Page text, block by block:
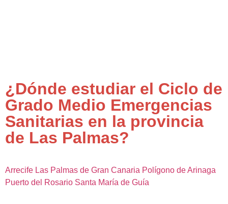
¿Dónde estudiar el Ciclo de
Grado Medio Emergencias
Sanitarias en la provincia
de Las Palmas?
Arrecife Las Palmas de Gran Canaria Polígono de Arinaga
Puerto del Rosario Santa María de Guía